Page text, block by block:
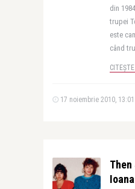
din
trupei
este
când
17 noiembrie 2010, 13:01
Then